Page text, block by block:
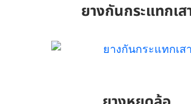
ยางกันกระแทกเส